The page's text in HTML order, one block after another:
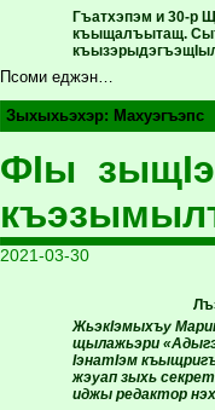
Гъатхэпэм и 30-р
къыщалъытащ.
Псоми еджэн…
Зыхыхьэхэр: Махуэгъэпс
ФIы
2021-03-30
ЖьэкIэмыхъу
щылажьэри
IэнатIэм
жэуап зыхь
иджы редактор